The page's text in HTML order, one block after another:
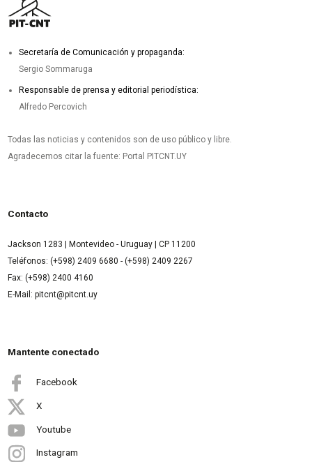
Secretaría de Comunicación y propaganda:
Sergio Sommaruga
Responsable de prensa y editorial periodística:
Alfredo Percovich
Todas las noticias y contenidos son de uso público y libre.
Agradecemos citar la fuente: Portal PITCNT.UY
Contacto
Jackson 1283 | Montevideo - Uruguay | CP 11200
Teléfonos: (+598) 2409 6680 - (+598) 2409 2267
Fax: (+598) 2400 4160
E-Mail: pitcnt@pitcnt.uy
Mantente conectado
Facebook
X
Youtube
Instagram